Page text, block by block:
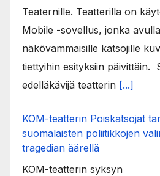
Teaternille. Teatterilla on
Mobile -sovellus, jonka
näkövammaisille katsojille
tiettyihin esityksiin päivittäin.
edelläkävijä teatterin [...]
KOM-teatterin Poiskatsojat
suomalaisten poliitikkojen
tragedian äärellä
KOM-teatterin syksyn